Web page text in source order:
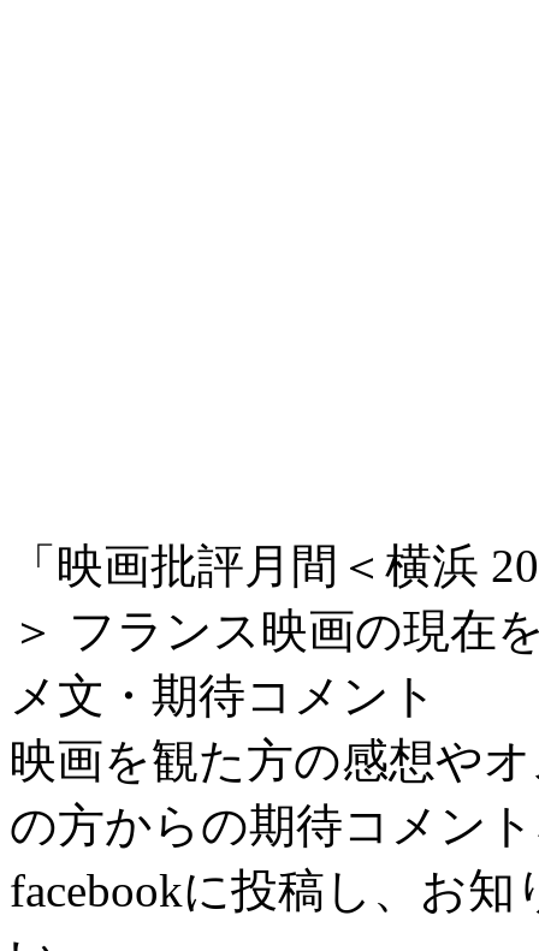
「映画批評月間＜横浜
＞ フランス映画の現在
メ文・期待コメント
映画を観た方の感想や
の方からの期待コメン
facebookに投稿し、お